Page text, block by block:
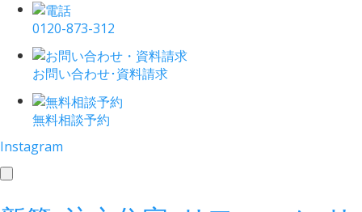
0120-873-312
お問い合わせ･資料請求
無料相談予約
Instagram
toggle